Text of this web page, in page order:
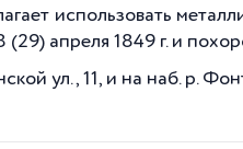
использовать
(29) апреля 1849 г. и
ул., 11, и на наб. р.